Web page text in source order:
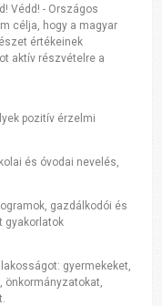
Védd! - Országos
célja, hogy a magyar
értékeinek
aktív részvételre a
pozitív érzelmi
és óvodai nevelés,
gazdálkodói és
gyakorlatok
gyermekeket,